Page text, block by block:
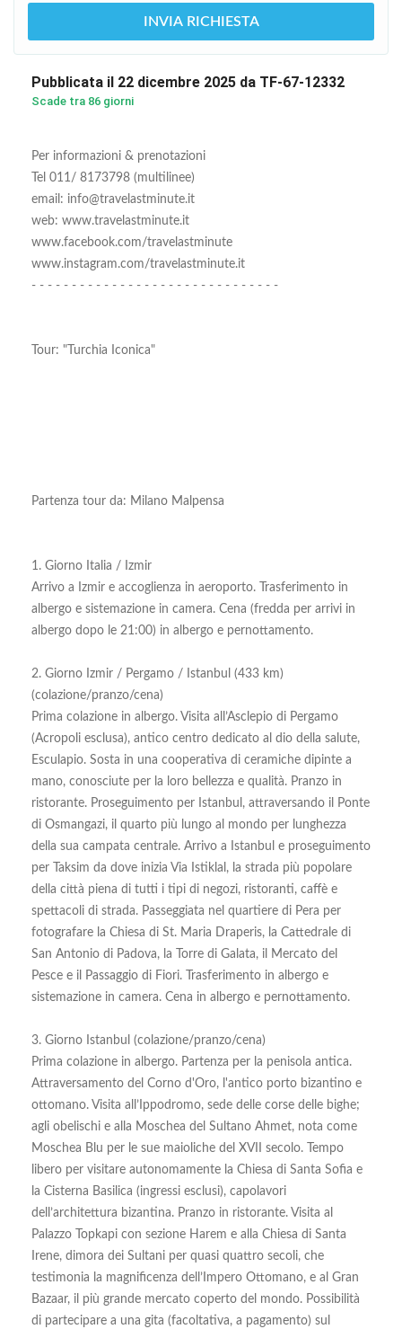
INVIA RICHIESTA
Pubblicata il 22 dicembre 2025 da TF-67-12332
Scade tra 86 giorni
Per informazioni & prenotazioni
Tel 011/ 8173798 (multilinee)
email: info@travelastminute.it
web: www.travelastminute.it
www.facebook.com/travelastminute
www.instagram.com/travelastminute.it
- - - - - - - - - - - - - - - - - - - - - - - - - - - - - - -
Tour: "Turchia Iconica"
Partenza tour da: Milano Malpensa
1. Giorno Italia / Izmir
Arrivo a Izmir e accoglienza in aeroporto. Trasferimento in
albergo e sistemazione in camera. Cena (fredda per arrivi in
albergo dopo le 21:00) in albergo e pernottamento.
2. Giorno Izmir / Pergamo / Istanbul (433 km)
(colazione/pranzo/cena)
Prima colazione in albergo. Visita all’Asclepio di Pergamo
(Acropoli esclusa), antico centro dedicato al dio della salute,
Esculapio. Sosta in una cooperativa di ceramiche dipinte a
mano, conosciute per la loro bellezza e qualità. Pranzo in
ristorante. Proseguimento per Istanbul, attraversando il Ponte
di Osmangazi, il quarto più lungo al mondo per lunghezza
della sua campata centrale. Arrivo a Istanbul e proseguimento
per Taksim da dove inizia Via Istiklal, la strada più popolare
della città piena di tutti i tipi di negozi, ristoranti, caffè e
spettacoli di strada. Passeggiata nel quartiere di Pera per
fotografare la Chiesa di St. Maria Draperis, la Cattedrale di
San Antonio di Padova, la Torre di Galata, il Mercato del
Pesce e il Passaggio di Fiori. Trasferimento in albergo e
sistemazione in camera. Cena in albergo e pernottamento.
3. Giorno Istanbul (colazione/pranzo/cena)
Prima colazione in albergo. Partenza per la penisola antica.
Attraversamento del Corno d'Oro, l'antico porto bizantino e
ottomano. Visita all’Ippodromo, sede delle corse delle bighe;
agli obelischi e alla Moschea del Sultano Ahmet, nota come
Moschea Blu per le sue maioliche del XVII secolo. Tempo
libero per visitare autonomamente la Chiesa di Santa Sofia e
la Cisterna Basilica (ingressi esclusi), capolavori
dell’architettura bizantina. Pranzo in ristorante. Visita al
Palazzo Topkapi con sezione Harem e alla Chiesa di Santa
Irene, dimora dei Sultani per quasi quattro secoli, che
testimonia la magnificenza dell’Impero Ottomano, e al Gran
Bazaar, il più grande mercato coperto del mondo. Possibilità
di partecipare a una gita (facoltativa, a pagamento) sul